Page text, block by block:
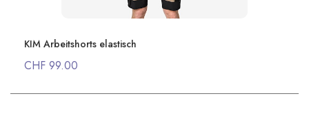
KIM Arbeitshorts elastisch
CHF 99.00